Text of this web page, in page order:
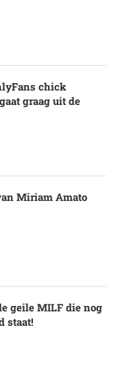
chick
graag uit de
Miriam Amato
geile MILF die nog
staat!